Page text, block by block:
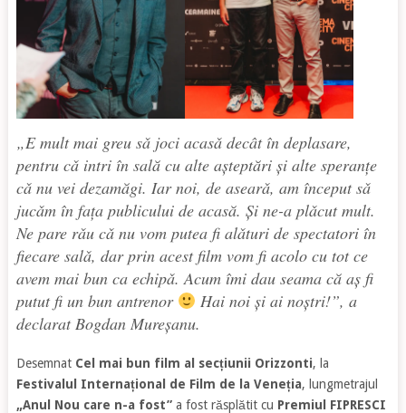
„E mult mai greu sǎ joci acasǎ decât în deplasare,
pentru cǎ intri în sală cu alte așteptări și alte speranțe
cǎ nu vei dezamăgi. Iar noi, de asearǎ, am început sǎ
jucǎm în fața publicului de acasă. Și ne-a plǎcut mult.
Ne pare rǎu cǎ nu vom putea fi alǎturi de spectatori în
fiecare salǎ, dar prin acest film vom fi acolo cu tot ce
avem mai bun ca echipǎ. Acum îmi dau seama că aș fi
putut fi un bun antrenor
Hai noi și ai noștri!”,a
declarat Bogdan Mureșanu.
Desemnat Cel mai bun film al secțiunii Orizzonti, la
Festivalul Internațional de Film de la Veneția, lungmetrajul
„Anul Nou care n-a fost” a fost răsplătit cu Premiul FIPRESCI